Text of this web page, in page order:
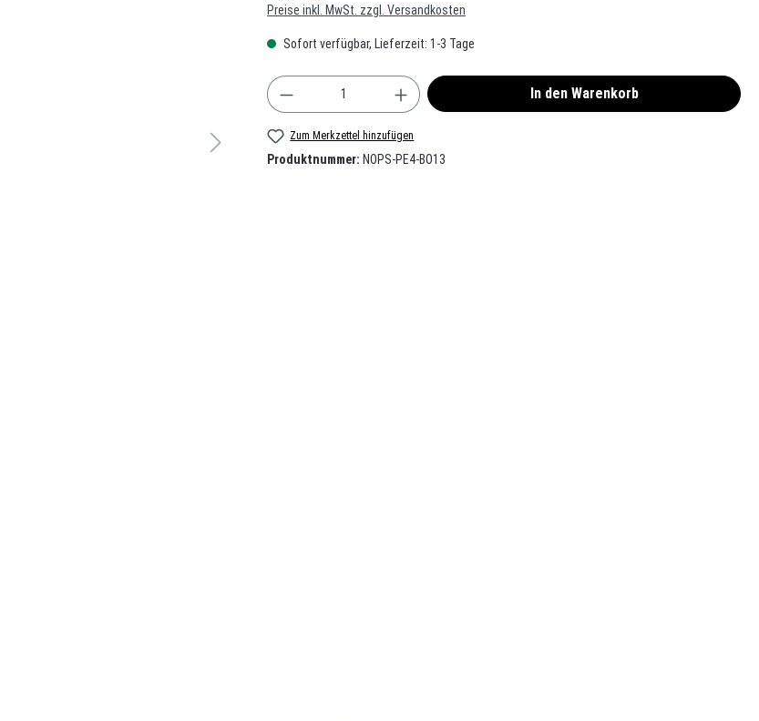
Preise inkl. MwSt. zzgl. Versandkosten
Sofort verfügbar, Lieferzeit: 1-3 Tage
Produkt Anzahl: Gib den gewünschten Wert ein oder
In den Warenkorb
Zum Merkzettel hinzufügen
Produktnummer: NOPS-PE4-BO13